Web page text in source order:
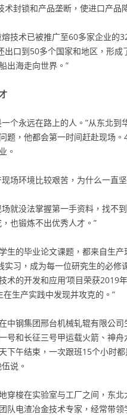
术封锁和产品垄断，使进口产品
技术已被推广至60多家企业的
出口到50多个国家和地区，形
出海走向世界。”
个永远在路上的人。”从东北
题，他都会第一时间赶赴现场
。
场环境比较艰苦，为什么一直坚
就没法掌握第一手资料，找不
也锻炼不出优秀人才。”
生的毕业论文课题，都来自生
习，成为每一位研究生的必修
术的开发和应用’项目荣获2019
生产实践中发现并攻克的。”
中钢集团邢台机械轧辊有限公
号和长征三号甲运载火箭、神
下午结束，一次跟班15个小时
说。
穿梭在实验室与工厂之间，东
队电渣冶金技术专家，经常带